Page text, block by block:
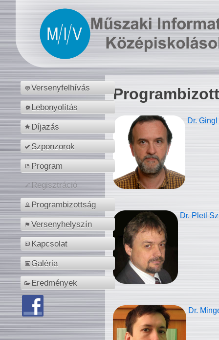
Versenyfelhívás
Lebonyolítás
Díjazás
Szponzorok
Program
Regisztráció
Programbizottság
Versenyhelyszín
Kapcsolat
Galéria
Eredmények
Dr.
Dr. Pletl
Dr.